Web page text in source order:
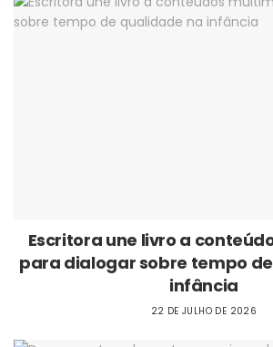
Escritora une livro a
para dialogar sobre tempo
infância
22 DE JULHO DE 2026